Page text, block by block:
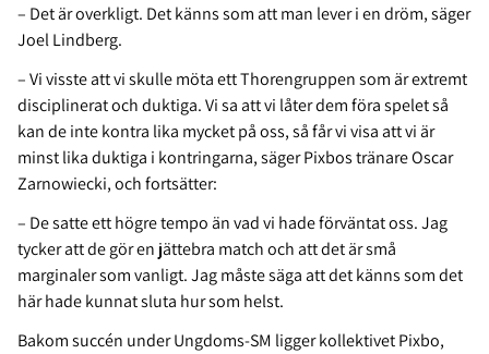
– Det är overkligt. Det känns som att man lever i en dröm, säger
Joel Lindberg.
– Vi visste att vi skulle möta ett Thorengruppen som är extremt
disciplinerat och duktiga. Vi sa att vi låter dem föra spelet så
kan de inte kontra lika mycket på oss, så får vi visa att vi är
minst lika duktiga i kontringarna, säger Pixbos tränare Oscar
Zarnowiecki, och fortsätter:
– De satte ett högre tempo än vad vi hade förväntat oss. Jag
tycker att de gör en jättebra match och att det är små
marginaler som vanligt. Jag måste säga att det känns som det
här hade kunnat sluta hur som helst.
Bakom succén under Ungdoms-SM ligger kollektivet Pixbo,